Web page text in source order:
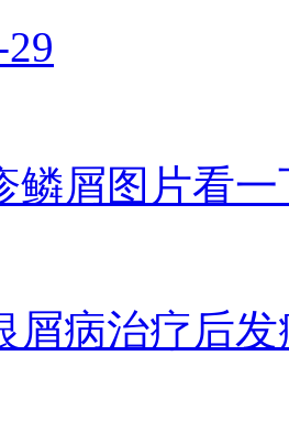
鳞屑图片看一
屑病治疗后